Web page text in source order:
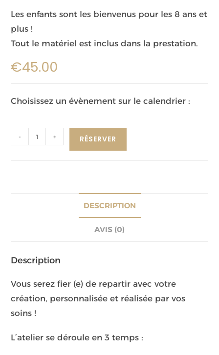
Les enfants sont les bienvenus pour les 8 ans et
plus !
Tout le matériel est inclus dans la prestation.
€45.00
Choisissez un évènement sur le calendrier :
- + RÉSERVER
DESCRIPTION
AVIS (0)
Description
Vous serez fier (e) de repartir avec votre
création, personnalisée et réalisée par vos
soins !
L’atelier se déroule en 3 temps :